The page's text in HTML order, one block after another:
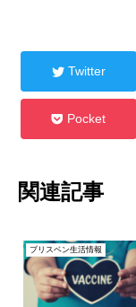
Twitter
Pocket
関連記事
ブリスベン生活情報